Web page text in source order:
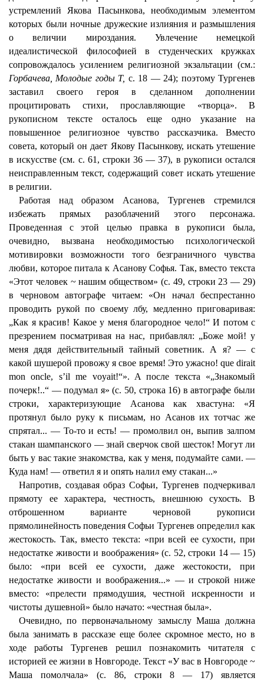
устремлений Якова Пасынкова, необходимым элементом
которых были ночные дружеские излияния и размышления
о величии мироздания. Увлечение немецкой
идеалистической философией в студенческих кружках
сопровождалось усилением религиозной экзальтации (см.:
Горбачева, Молодые годы Т, с. 18 — 24); поэтому Тургенев
заставил своего героя в сделанном дополнении
процитировать стихи, прославляющие «творца». В
рукописном тексте осталось еще одно указание на
повышенное религиозное чувство рассказчика. Вместо
совета, который он дает Якову Пасынкову, искать утешение
в искусстве (см. с. 61, строки 36 — 37), в рукописи остался
неисправленным текст, содержащий совет искать утешение
в религии.
Работая над образом Асанова, Тургенев стремился
избежать прямых разоблачений этого персонажа.
Проведенная с этой целью правка в рукописи была,
очевидно, вызвана необходимостью психологической
мотивировки возможности того безграничного чувства
любви, которое питала к Асанову Софья. Так, вместо текста
«Этот человек ~ нашим обществом» (с. 49, строки 23 — 29)
в черновом автографе читаем: «Он начал беспрестанно
проводить рукой по своему лбу, медленно приговаривая:
„Как я красив! Какое у меня благородное чело!“ И потом с
презрением посматривая на нас, прибавлял: „Боже мой! у
меня дядя действительный тайный советник. А я? — с
какой шушерой провожу я свое время! Это ужасно! que dirait
mon oncle, s’il me voyait!“». A после текста «„Знакомый
почерк!..“ — подумал я» (с. 50, строка 16) в автографе были
строки, характеризующие Асанова как хвастуна: «Я
протянул было руку к письмам, но Асанов их тотчас же
спрятал... — То-то и есть! — промолвил он, выпив залпом
стакан шампанского — знай сверчок свой шесток! Могут ли
быть у вас такие знакомства, как у меня, подумайте сами. —
Куда нам! — ответил я и опять налил ему стакан...»
Напротив, создавая образ Софьи, Тургенев подчеркивал
прямоту ее характера, честность, внешнюю сухость. В
отброшенном варианте черновой рукописи
прямолинейность поведения Софьи Тургенев определил как
жестокость. Так, вместо текста: «при всей ее сухости, при
недостатке живости и воображения» (с. 52, строки 14 — 15)
было: «при всей ее сухости, даже жестокости, при
недостатке живости и воображения...» — и строкой ниже
вместо: «прелести прямодушия, честной искренности и
чистоты душевной» было начато: «честная была».
Очевидно, по первоначальному замыслу Маша должна
была занимать в рассказе еще более скромное место, но в
ходе работы Тургенев решил познакомить читателя с
историей ее жизни в Новгороде. Текст «У вас в Новгороде ~
Маша помолчала» (с. 86, строки 8 — 17) является